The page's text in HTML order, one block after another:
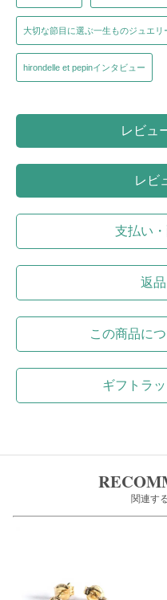
大切な節目に選ぶ一生ものジュエリ
hirondelle et pepinインタビュー
レビュ
レビ
支払い
返
この商品に
ギフトラ
関連す